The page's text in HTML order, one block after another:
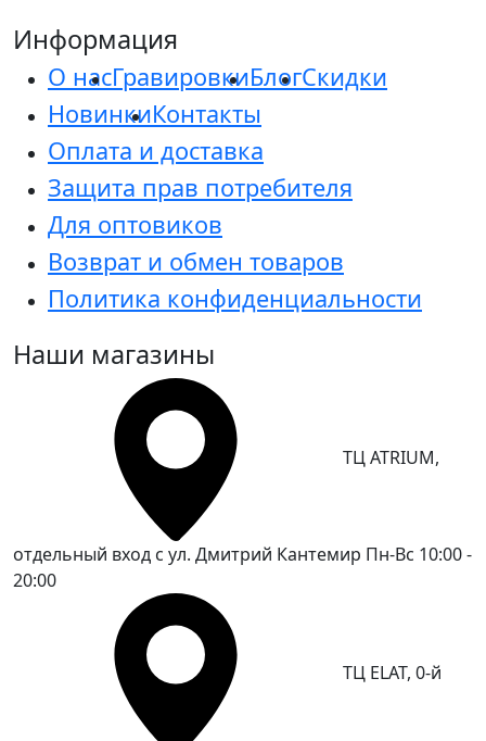
Информация
О насГравировкиБлогСкидки
НовинкиКонтакты
Оплата и доставка
Защита прав потребителя
Для оптовиков
Возврат и обмен товаров
Политика конфиденциальности
Наши магазины
ТЦ ATRIUM,
отдельный вход с ул. Дмитрий Кантемир Пн-Вс 10:00 -
20:00
ТЦ ELAT, 0-й